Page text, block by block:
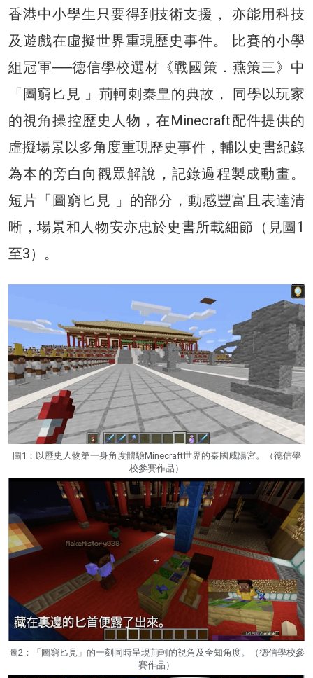
香港中小學生只要得到技術支援， 亦能用科技
及遊戲在虛擬世界重現歷史事件。 比賽的小學
組冠軍──德信學校選材《戰國策．燕策三》中
「圖窮匕見 」荊軻刺秦皇的典故， 同學以玩家
的視角操控歷史人物，在Minecraft配件提供的
虛擬場景以多角度重現歷史事件，輔以史書紀錄
為本的旁白向觀眾解說，記錄過程製成動畫。
短片「圖窮匕見 」的部分，動感豐富且表達清
晰，場景和人物安亦忠於史書所載細節（見圖1
至3）。
圖1：以歷史人物第一身角度體驗Minecraft世界的秦國咸陽宮。（德信學
校參賽作品）
圖2：「圖窮匕見」的一刻同時呈現荊軻的視角及全知角度。（德信學校參
賽作品）